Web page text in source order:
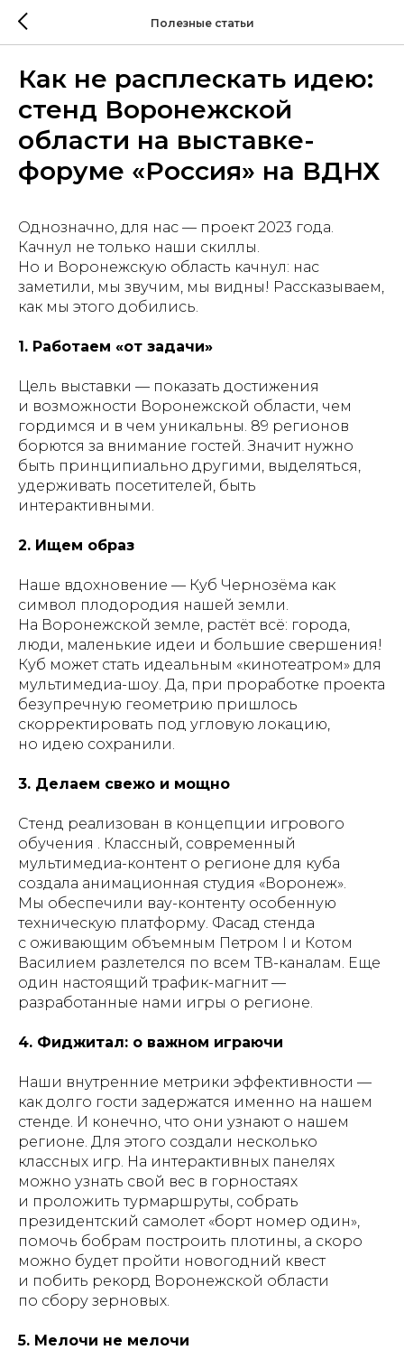
Полезные статьи
Как не расплескать идею:
стенд Воронежской
области на выставке-
форуме «Россия» на ВДНХ
Однозначно, для нас — проект 2023 года.
Качнул не только наши скиллы.
Но и Воронежскую область качнул: нас
заметили, мы звучим, мы видны! Рассказываем,
как мы этого добились.
1. Работаем «от задачи»
Цель выставки — показать достижения
и возможности Воронежской области, чем
гордимся и в чем уникальны. 89 регионов
борются за внимание гостей. Значит нужно
быть принципиально другими, выделяться,
удерживать посетителей, быть
интерактивными.
2. Ищем образ
Наше вдохновение — Куб Чернозёма как
символ плодородия нашей земли.
На Воронежской земле, растёт всё: города,
люди, маленькие идеи и большие свершения!
Куб может стать идеальным «кинотеатром» для
мультимедиа-шоу. Да, при проработке проекта
безупречную геометрию пришлось
скорректировать под угловую локацию,
но идею сохранили.
3. Делаем свежо и мощно
Стенд реализован в концепции игрового
обучения . Классный, современный
мультимедиа-контент о регионе для куба
создала анимационная студия «Воронеж».
Мы обеспечили вау-контенту особенную
техническую платформу. Фасад стенда
с оживающим объемным Петром I и Котом
Василием разлетелся по всем ТВ-каналам. Еще
один настоящий трафик-магнит —
разработанные нами игры о регионе.
4. Фиджитал: о важном играючи
Наши внутренние метрики эффективности —
как долго гости задержатся именно на нашем
стенде. И конечно, что они узнают о нашем
регионе. Для этого создали несколько
классных игр. На интерактивных панелях
можно узнать свой вес в горностаях
и проложить турмаршруты, собрать
президентский самолет «борт номер один»,
помочь бобрам построить плотины, а скоро
можно будет пройти новогодний квест
и побить рекорд Воронежской области
по сбору зерновых.
5. Мелочи не мелочи